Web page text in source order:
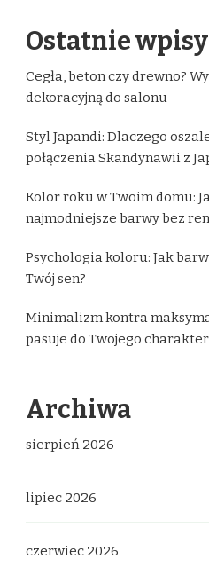
Ostatnie wpisy
Cegła, beton czy drewno?
dekoracyjną do salonu
Styl Japandi: Dlaczego
połączenia Skandynawii z
Kolor roku w Twoim domu:
najmodniejsze barwy bez
Psychologia koloru: Jak
Twój sen?
Minimalizm kontra
pasuje do Twojego
Archiwa
sierpień 2026
lipiec 2026
czerwiec 2026